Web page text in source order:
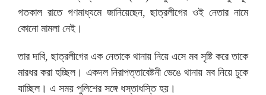
গতকাল রাতে গণমাধ্যমে জানিয়েছেন, ছাত্রলীগের ওই নেতার নামে
কোনো মামলা নেই।
তার দাবি, ছাত্রলীগের এক নেতাকে থানায় নিয়ে এসে মব সৃষ্টি করে তাকে
মারধর করা হচ্ছিল। একদল নিরাপত্তাবেষ্টনী ভেঙে থানায় মব নিয়ে ঢুকে
যাচ্ছিল। এ সময় পুলিশের সঙ্গে ধস্তাধস্তি হয়।